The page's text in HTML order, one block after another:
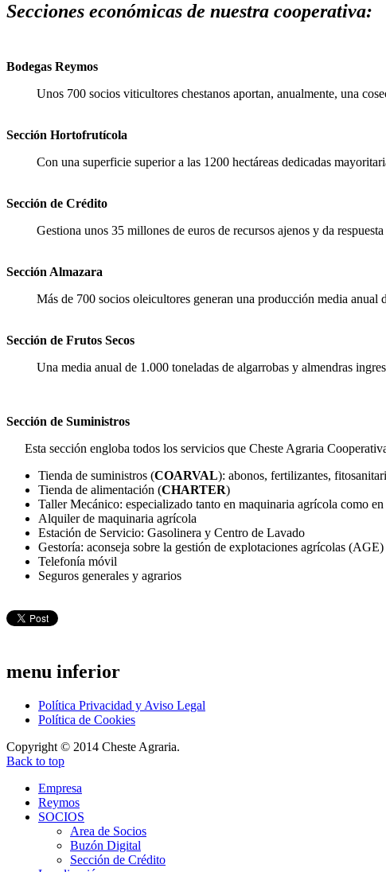
Secciones económicas de nuestra cooperativa:
Bodegas Reymos
Unos 700 socios viticultores chestanos aportan, anualmente, una
Sección Hortofrutícola
Con una superficie superior a las 1200 hectáreas dedicadas
Sección de Crédito
Gestiona unos 35 millones de euros de recursos ajenos y da
Sección Almazara
Más de 700 socios oleicultores generan una producción media anual
Sección de Frutos Secos
Una media anual de 1.000 toneladas de algarrobas y almendras
Sección de Suministros
Esta sección engloba todos los servicios que Cheste Agraria
Tienda de suministros (COARVAL): abonos, fertilizantes,
Tienda de alimentación (CHARTER)
Taller Mecánico: especializado tanto en maquinaria agrícola como
Alquiler de maquinaria agrícola
Estación de Servicio: Gasolinera y Centro de Lavado
Gestoría: aconseja sobre la gestión de explotaciones agrícolas (AGE)
Telefonía móvil
Seguros generales y agrarios
menu inferior
Política Privacidad y Aviso Legal
Política de Cookies
Copyright © 2014 Cheste Agraria.
Back to top
Empresa
Reymos
SOCIOS
Area de Socios
Buzón Digital
Sección de Crédito